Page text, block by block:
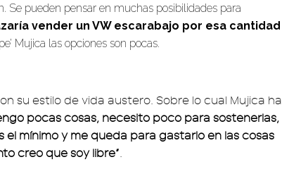
Se pueden pensar en muchas posibilidades para
vender un VW escarabajo por esa cantidad
Mujica las opciones son pocas.
su estilo de vida austero. Sobre lo cual Mujica ha
pocas cosas, necesito poco para sostenerlas,
mínimo y me queda para gastarlo en las cosas
creo que soy libre”.